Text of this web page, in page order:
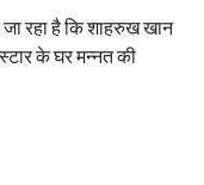
रहा है कि शाहरुख खान
के घर मन्नत की